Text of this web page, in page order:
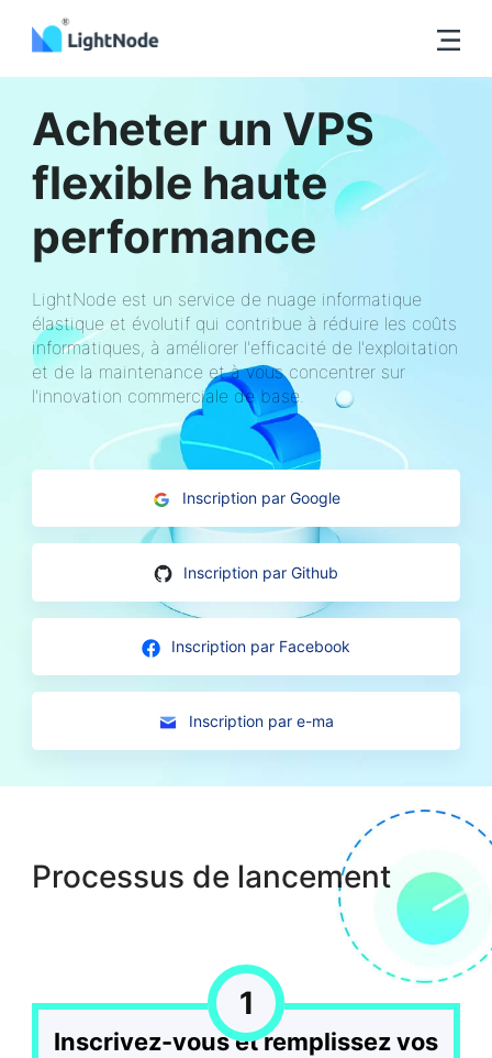
Acheter un VPS
flexible haute
performance
LightNode est un service de nuage informatique
élastique et évolutif qui contribue à réduire les coûts
informatiques, à améliorer l'efficacité de l'exploitation
et de la maintenance et à vous concentrer sur
l'innovation commerciale de base.
Inscription par Google
Inscription par Github
Inscription par Facebook
Inscription par e-ma
Processus de lancement
1
Inscrivez-vous et remplissez vos